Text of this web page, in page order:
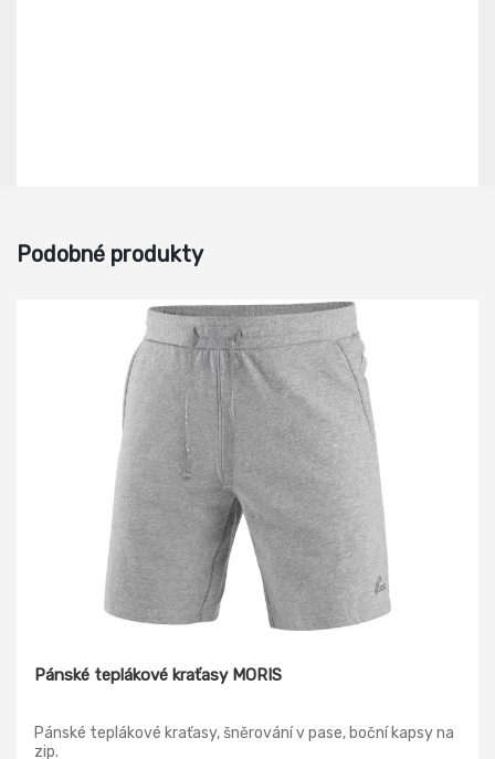
Podobné produkty
Pánské teplákové kraťasy MORIS
Pánské teplákové kraťasy, šněrování v pase, boční kapsy na
zip.